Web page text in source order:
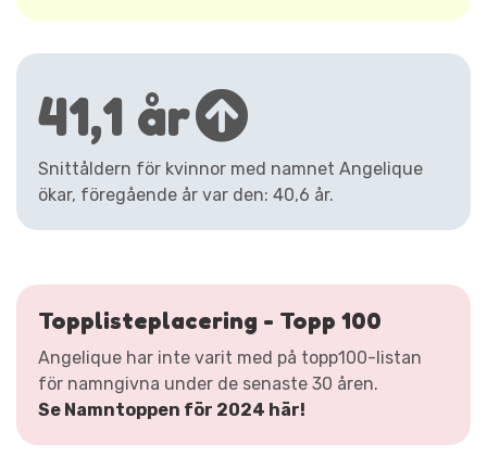
41,1 år
Snittåldern för kvinnor med namnet Angelique
ökar, föregående år var den: 40,6 år.
Topplisteplacering - Topp 100
Angelique har inte varit med på topp100-listan
för namngivna under de senaste 30 åren.
Se Namntoppen för 2024 här!